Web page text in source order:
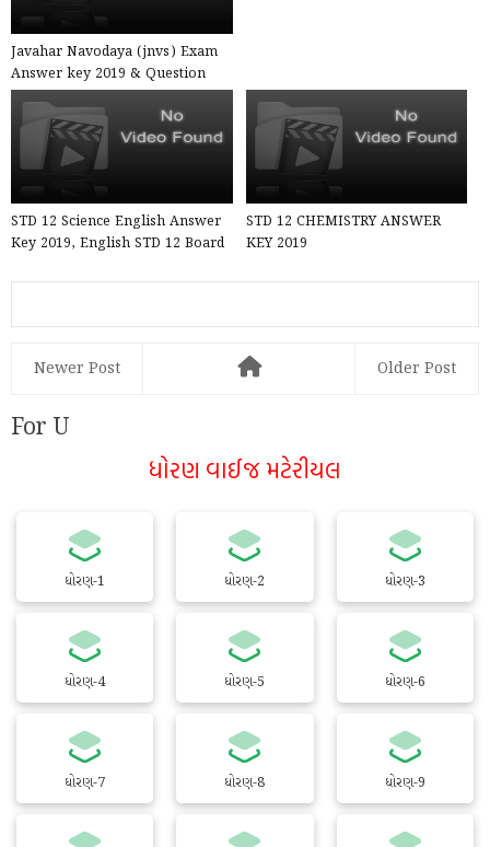
Javahar Navodaya (jnvs) Exam
Answer key 2019 & Question
paper - Date : 06.04.201...
STD 12 Science English Answer
Key 2019, English STD 12 Board
STD 12 CHEMISTRY ANSWER
KEY 2019
Newer Post Older Post
For U
ધોરણ વાઈજ મટેરીયલ
ધોરણ-1 ધોરણ-2 ધોરણ-3
ધોરણ-4 ધોરણ-5 ધોરણ-6
ધોરણ-7 ધોરણ-8 ધોરણ-9